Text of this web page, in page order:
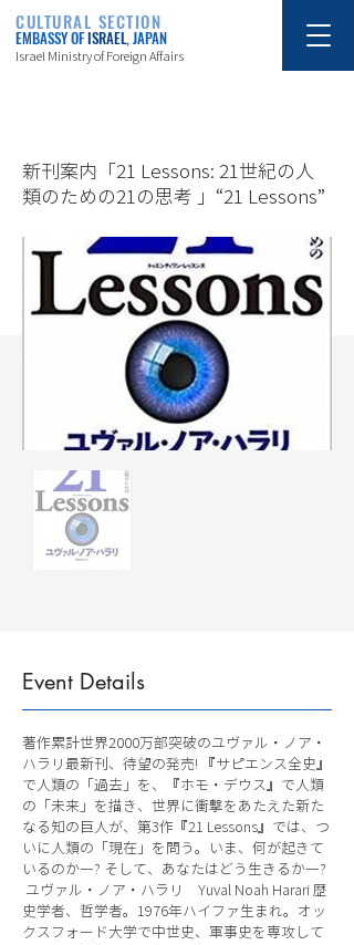
CULTURAL SECTION
EMBASSY OFISRAEL, JAPAN
Israel Ministry of Foreign Affairs
新刊案内「21 Lessons: 21世紀の人
類のための21の思考 」“21 Lessons”
Event Details
著作累計世界2000万部突破のユヴァル・ノア・
ハラリ最新刊、待望の発売! 『サピエンス全史』
で人類の「過去」を、『ホモ・デウス』で人類
の「未来」を描き、世界に衝撃をあたえた新た
なる知の巨人が、第3作『21 Lessons』では、つ
いに人類の「現在」を問う。いま、何が起きて
いるのか―? そして、あなたはどう生きるか―?
ユヴァル・ノア・ハラリ Yuval Noah Harari 歴
史学者、哲学者。1976年ハイファ生まれ。オッ
クスフォード大学で中世史、軍事史を専攻して